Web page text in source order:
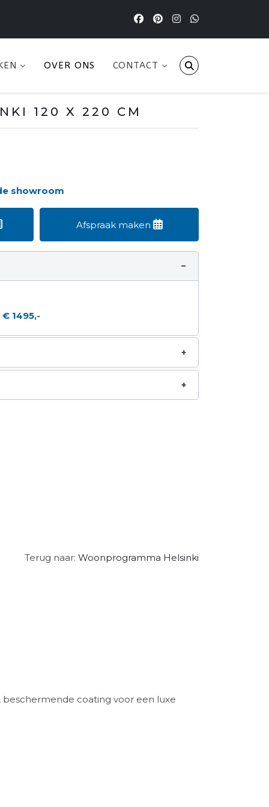
OVER ONS CONTACT
120 X 220 CM
showroom
Afspraak maken
€ 1495,-
Terug naar: Woonprogramma Helsinki
coating voor een luxe